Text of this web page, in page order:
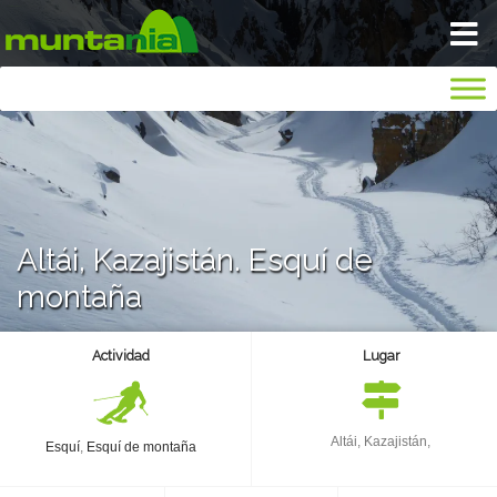
NOSOTROS
Altái, Kazajistán. Esquí de
montaña
Actividad
Esquí, Esquí de montaña
Lugar
Altái, Kazajistán,